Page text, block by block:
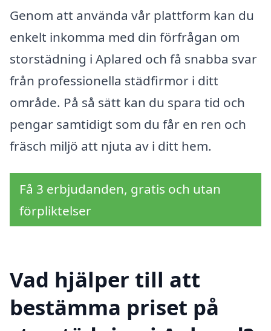
Genom att använda vår plattform kan du
enkelt inkomma med din förfrågan om
storstädning i Aplared och få snabba svar
från professionella städfirmor i ditt
område. På så sätt kan du spara tid och
pengar samtidigt som du får en ren och
fräsch miljö att njuta av i ditt hem.
Få 3 erbjudanden, gratis och utan
förpliktelser
Vad hjälper till att
bestämma priset på